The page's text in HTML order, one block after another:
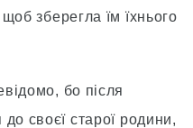
зберегла їм їхнього
бо після
до своєї старої родини,